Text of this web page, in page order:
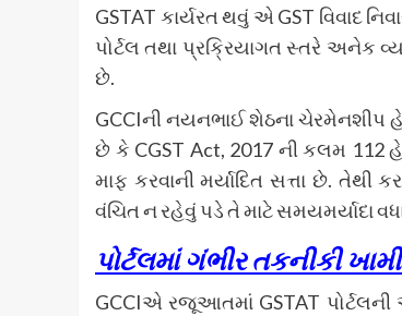
GSTAT કાર્યરત થવું એ GST વિવાદ
પોર્ટલ તથા પ્રક્રિયાગત સ્તરે અનેક
છે.
GCCIની નયનભાઈ શેઠના ચેરમેનશીપ
છે કે CGST Act, 2017 ની કલમ 112
માફ કરવાની મર્યાદિત સત્તા છે.
વંચિત ન રહેવું પડે તે માટે સમયમર્યાદા
પોર્ટલમાં ગંભીર તકનીકી
GCCIએ રજૂઆતમાં GSTAT પોર્ટલની